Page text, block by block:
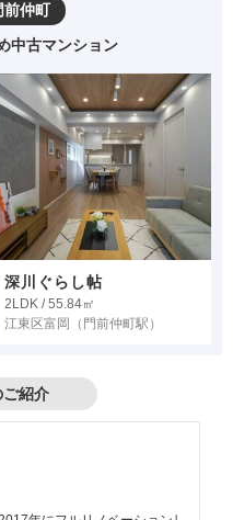
前仲町
中古マンション
深川ぐらし帖
2LDK / 55.84㎡
江東区富岡
（門前仲町駅）
紹介